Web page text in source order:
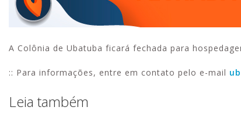
A Colônia de Ubatuba ficará fechada para
:: Para informações, entre em contato pelo e-mail
Leia também